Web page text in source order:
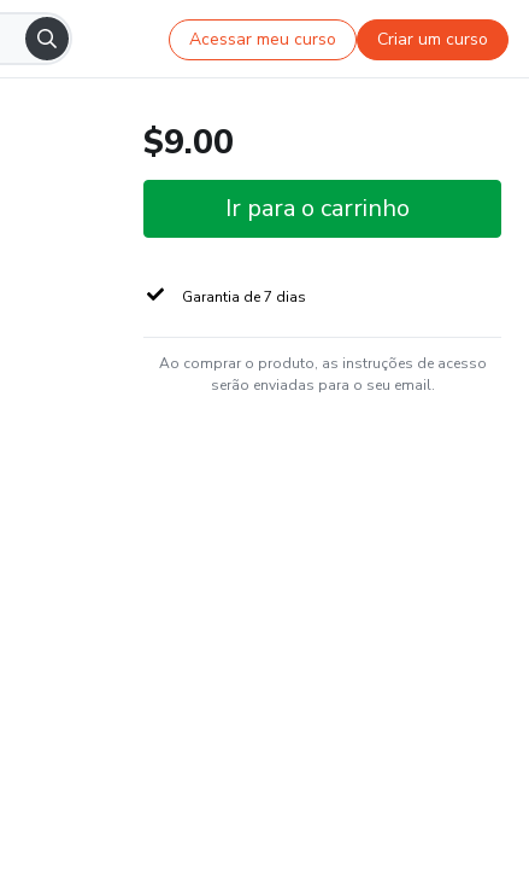
Acessar meu curso Criar um curso
$9.00
Ir para o carrinho
Garantia de 7 dias
Ao comprar o produto, as instruções de acesso
serão enviadas para o seu email.